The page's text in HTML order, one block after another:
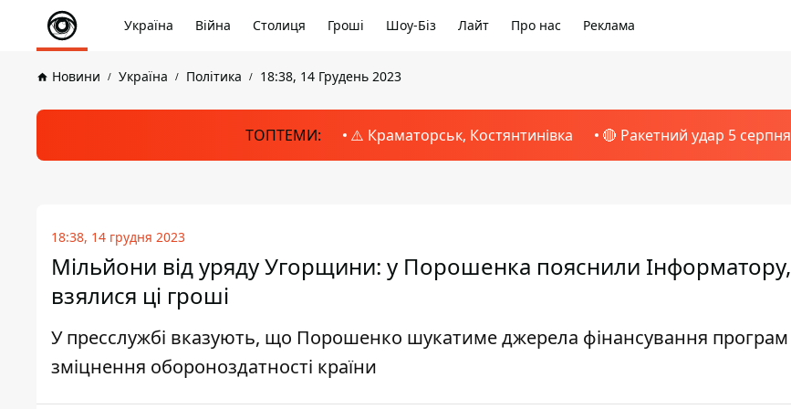
Україна Війна Столиця Гроші Шоу-Біз Лайт Про нас Реклама
Новини Україна Політика 18:38, 14 Грудень 2023
ТОПТЕМИ: ⚠️ Краматорськ, Костянтинівка 🔴 Ракетний удар 5 серпня
18:38, 14 грудня 2023
Мільйони від уряду Угорщини: у Порошенка пояснили Інформатору,
взялися ці гроші
У пресслужбі вказують, що Порошенко шукатиме джерела фінансування
зміцнення обороноздатності країни